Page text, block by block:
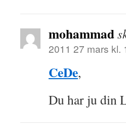
mohammad
2011 27 mars kl.
CeDe,
Du har ju din